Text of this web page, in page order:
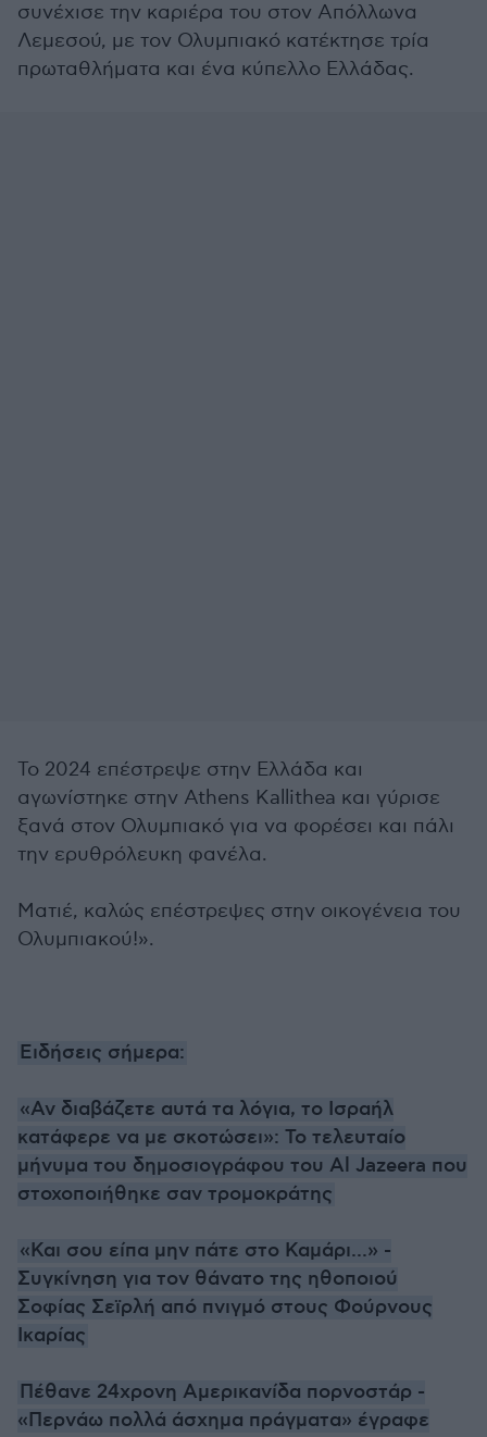
συνέχισε την καριέρα του στον Απόλλωνα
Λεμεσού, με τον Ολυμπιακό κατέκτησε τρία
πρωταθλήματα και ένα κύπελλο Ελλάδας.
Το 2024 επέστρεψε στην Ελλάδα και
αγωνίστηκε στην Athens Kallithea και γύρισε
ξανά στον Ολυμπιακό για να φορέσει και πάλι
την ερυθρόλευκη φανέλα.
Ματιέ, καλώς επέστρεψες στην οικογένεια του
Ολυμπιακού!».
Ειδήσεις σήμερα:
«Αν διαβάζετε αυτά τα λόγια, το Ισραήλ
κατάφερε να με σκοτώσει»: Το τελευταίο
μήνυμα του δημοσιογράφου του Al Jazeera που
στοχοποιήθηκε σαν τρομοκράτης
«Και σου είπα μην πάτε στο Καμάρι...» -
Συγκίνηση για τον θάνατο της ηθοποιού
Σοφίας Σεϊρλή από πνιγμό στους Φούρνους
Ικαρίας
Πέθανε 24χρονη Αμερικανίδα πορνοστάρ -
«Περνάω πολλά άσχημα πράγματα» έγραφε